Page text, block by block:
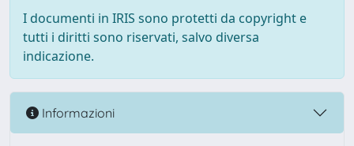
I documenti in IRIS sono protetti da copyright e
tutti i diritti sono riservati, salvo diversa
indicazione.
Informazioni